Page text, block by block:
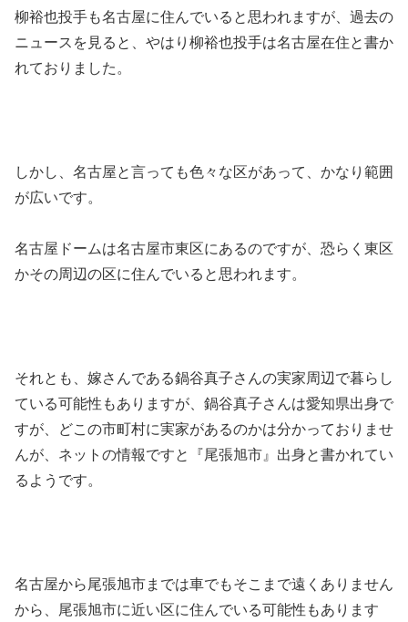
柳裕也投手も名古屋に住んでいると思われますが、過去の
ニュースを見ると、やはり柳裕也投手は名古屋在住と書か
れておりました。
しかし、名古屋と言っても色々な区があって、かなり範囲
が広いです。
名古屋ドームは名古屋市東区にあるのですが、恐らく東区
かその周辺の区に住んでいると思われます。
それとも、嫁さんである鍋谷真子さんの実家周辺で暮らし
ている可能性もありますが、鍋谷真子さんは愛知県出身で
すが、どこの市町村に実家があるのかは分かっておりませ
んが、ネットの情報ですと『尾張旭市』出身と書かれてい
るようです。
名古屋から尾張旭市までは車でもそこまで遠くありません
から、尾張旭市に近い区に住んでいる可能性もあります